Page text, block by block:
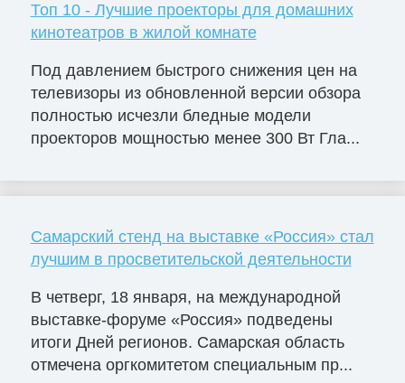
Топ 10 - Лучшие проекторы для домашних
кинотеатров в жилой комнате
Под давлением быстрого снижения цен на
телевизоры из обновленной версии обзора
полностью исчезли бледные модели
проекторов мощностью менее 300 Вт Гла...
Самарский стенд на выставке «Россия» стал
лучшим в просветительской деятельности
В четверг, 18 января, на международной
выставке-форуме «Россия» подведены
итоги Дней регионов. Самарская область
отмечена оргкомитетом специальным пр...